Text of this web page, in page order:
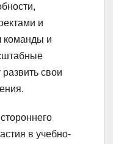
и
команды и
свои
в учебно-